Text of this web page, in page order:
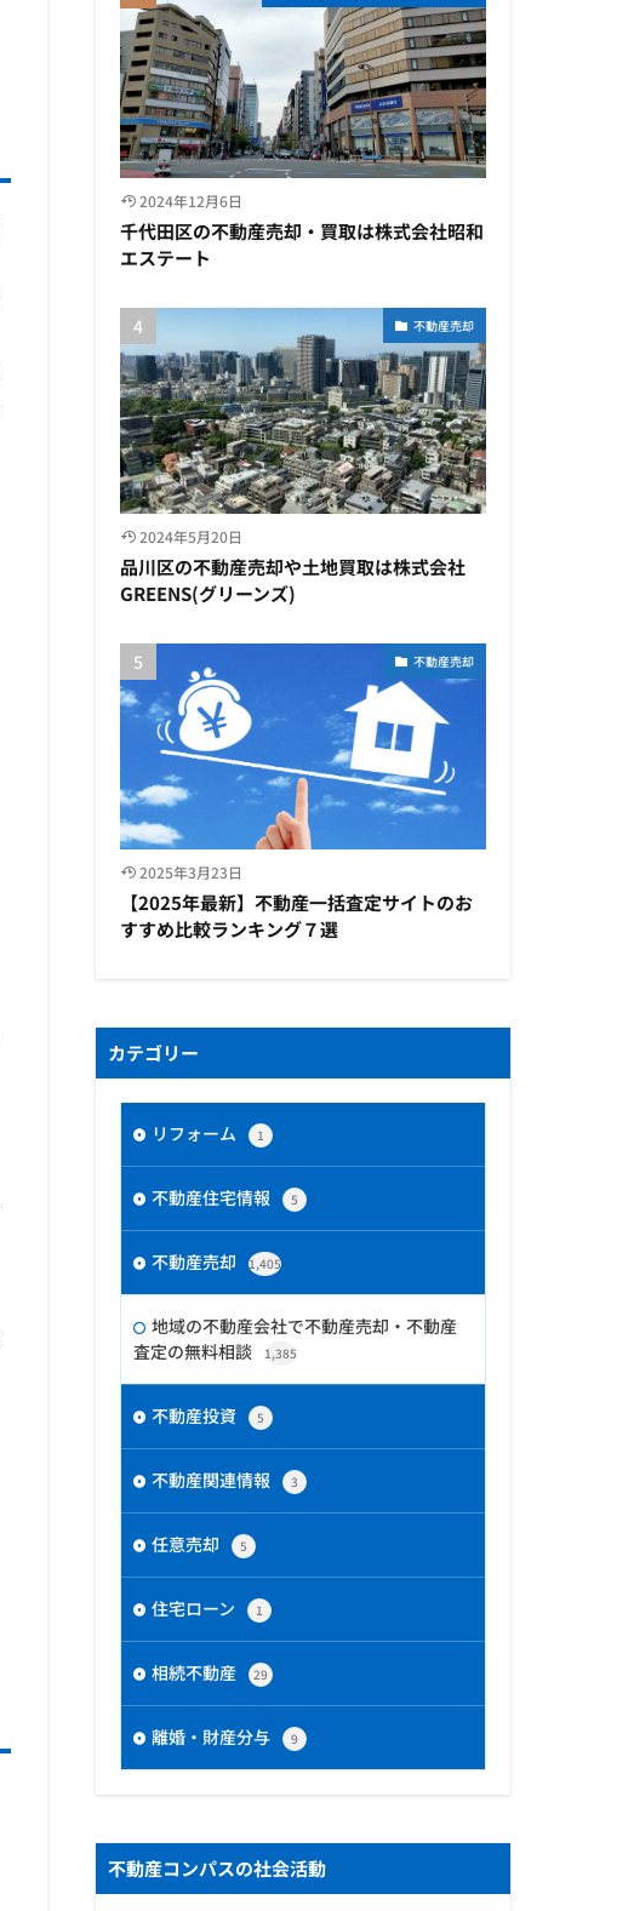
2024年12月6日
千代田区の不動産売却・買取は株式会社昭和
エステート
不動産売却
2024年5月20日
品川区の不動産売却や土地買取は株式会社
GREENS(グリーンズ)
不動産売却
2025年3月23日
【2025年最新】不動産一括査定サイトのお
すすめ比較ランキング７選
カテゴリー
リフォーム 1
不動産住宅情報 5
不動産売却 1,405
地域の不動産会社で不動産売却・不動産
査定の無料相談
1,385
不動産投資 5
不動産関連情報 3
任意売却 5
住宅ローン 1
相続不動産 29
離婚・財産分与 9
不動産コンパスの社会活動